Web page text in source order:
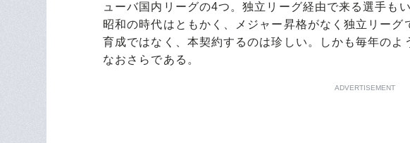
ューバ国内リーグの4つ。独立リーグ経由で来る選手も
昭和の時代はともかく、メジャー昇格がなく独立リー
育成ではなく、本契約するのは珍しい。しかも毎年の
なおさらである。
ADVERTISEMENT